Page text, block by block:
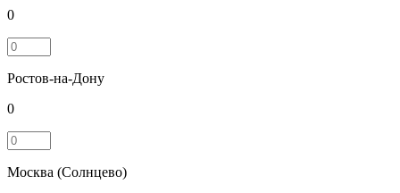
0
Ростов-на-Дону
0
Москва (Солнцево)